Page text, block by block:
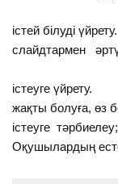
мақсатын,
істей
слайдтармен
құруда
істеуге
жақты
істеуге
Оқушылардың